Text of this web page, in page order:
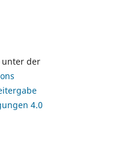
unter der
4.0